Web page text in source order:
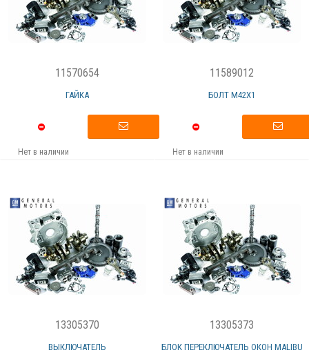
11570654
ГАЙКА
Нет в наличии
11589012
БОЛТ M42X1
Нет в наличии
13305370
ВЫКЛЮЧАТЕЛЬ
13305373
БЛОК ПЕРЕКЛЮЧАТЕЛЬ ОКОН MALIBU